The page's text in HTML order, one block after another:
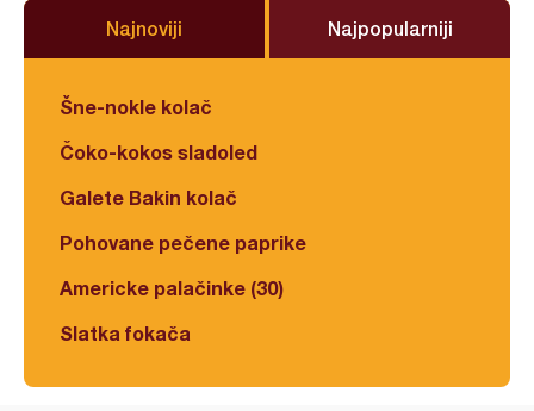
Najnoviji Najpopularniji
Šne-nokle kolač
Čoko-kokos sladoled
Galete Bakin kolač
Pohovane pečene paprike
Americke palačinke (30)
Slatka fokača